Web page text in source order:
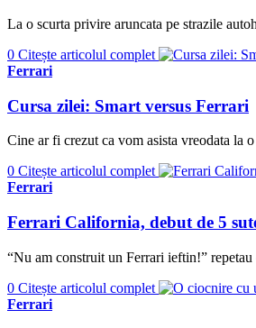
La o scurta privire aruncata pe strazile
0 Citește articolul complet
Ferrari
Cursa zilei: Smart versus Ferrari
Cine ar fi crezut ca vom asista vreodata la
0 Citește articolul complet
Ferrari
Ferrari California, debut de 5
“Nu am construit un Ferrari ieftin!”
0 Citește articolul complet
Ferrari